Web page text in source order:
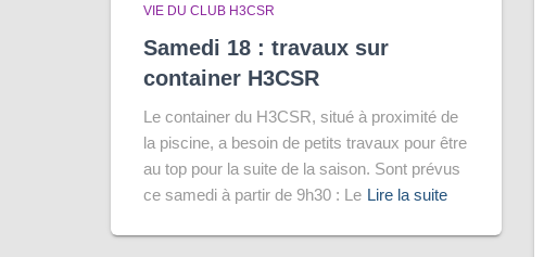
VIE DU CLUB H3CSR
Samedi 18 : travaux sur
container H3CSR
Le container du H3CSR, situé à proximité de
la piscine, a besoin de petits travaux pour être
au top pour la suite de la saison. Sont prévus
ce samedi à partir de 9h30 : Le Lire la suite